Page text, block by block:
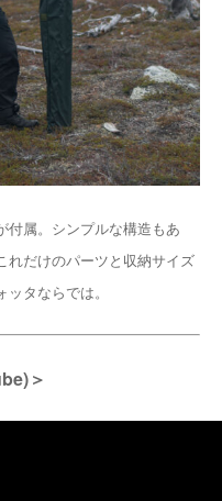
付属。シンプルな構造もあ
れだけのパーツと収納サイズ
タならでは。
＞